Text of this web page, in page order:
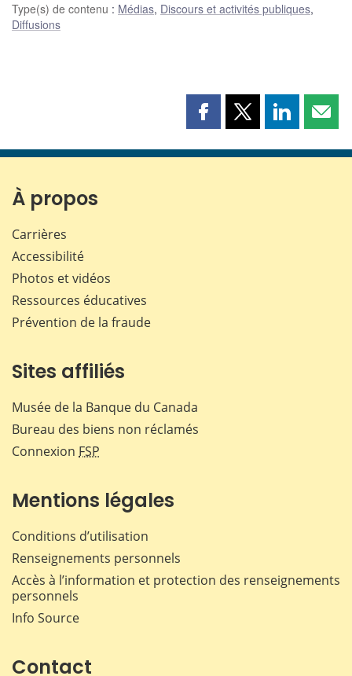
Type(s) de contenu : Médias, Discours et activités publiques,
Diffusions
Partager
page
Partager
page
Partager
page page
À propos
Carrières
Accessibilité
Photos et vidéos
Ressources éducatives
Prévention de la fraude
Sites affiliés
Musée de la Banque du Canada
Bureau des biens non réclamés
Connexion FSP
Mentions légales
Conditions d’utilisation
Renseignements personnels
Accès à l’information et protection des renseignements
personnels
Info Source
Contact